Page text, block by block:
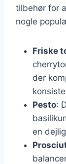
tilbehør for
nogle
Friske
der
Pesto:
en